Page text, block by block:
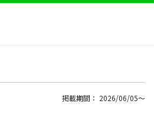
掲載期間： 2026/06/05〜